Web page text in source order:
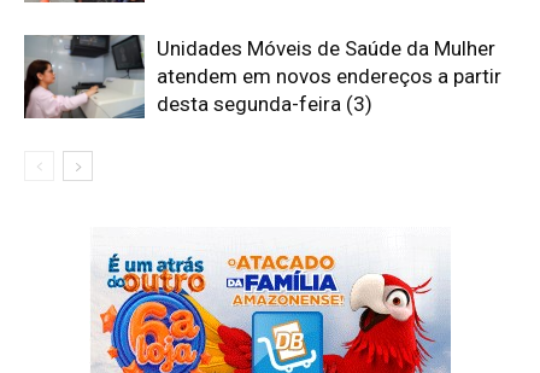
Unidades Móveis de Saúde da Mulher
atendem em novos endereços a partir
desta segunda-feira (3)